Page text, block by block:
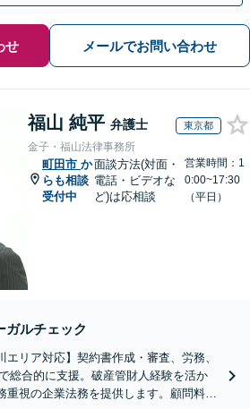
せ メールでお問い合わせ
福山 純平 弁護士 東京都
金子・福山法律事務所
町田市 か
らも相談
受付中
面談方法(対面・
電話・ビデオな
ど)は応相談
営業時間：1
0:00~17:30
（平日）
ガルチェック
エリア対応】契約書作成・審査、労務、
総合的に支援。破産管財人経験を活か
重視の企業法務を提供します。顧問料も